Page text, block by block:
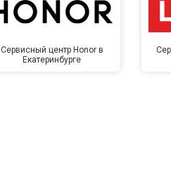
Сервисный центр Honor в
Екатеринбурге